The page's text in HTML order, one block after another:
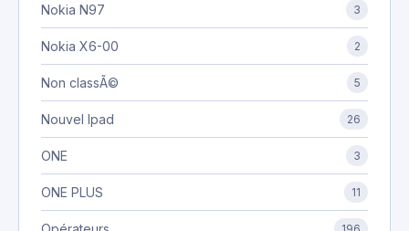
Nokia N97 3
Nokia X6-00 2
Non classÃ© 5
Nouvel Ipad 26
ONE 3
ONE PLUS 11